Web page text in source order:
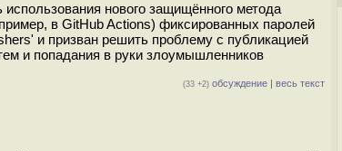
нового защищённого метода
в GitHub Actions) фиксированных паролей
и призван решить проблему с публикацией
и попадания в руки злоумышленников
(33 +2) обсуждение | весь текст